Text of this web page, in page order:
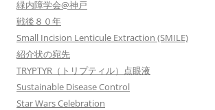
緑内障学会@神戸
戦後８０年
Small Incision Lenticule Extraction (SMILE)
紹介状の宛先
TRYPTYR（トリプティル）点眼液
Sustainable Disease Control
Star Wars Celebration